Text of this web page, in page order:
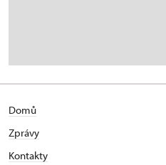
Domů
Zprávy
Kontakty